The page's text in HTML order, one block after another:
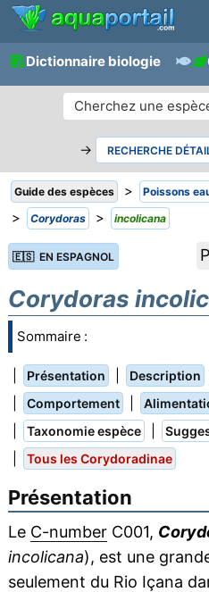
Dictionnaire biologie
→ RECHERCHE
Guide des espèces > Poissons
> Corydoras > incolicana
🇪🇸 EN ESPAGNOL
Corydoras
Sommaire :
Présentation Description
Comportement
Taxonomie espèce
Tous les Corydoradinae
Présentation
Le C-numberC001,
incolicana), est une
seulement du Rio Içana